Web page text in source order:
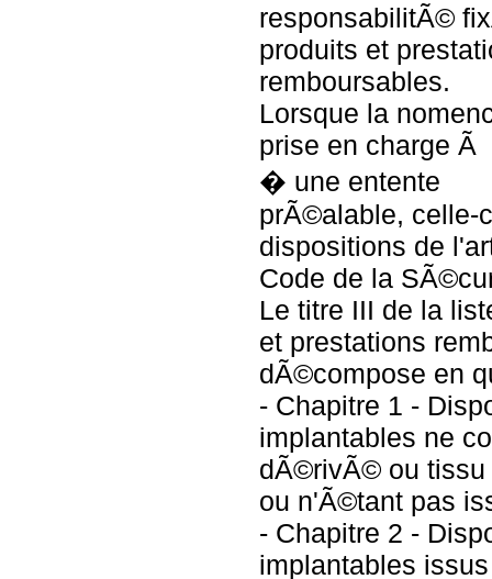
responsabilitÃ©
produits et
remboursables.
Lorsque la
prise en charge Ã
� une entente
prÃ©alable, celle-
dispositions de
Code de la
Le titre III de la
et prestations
dÃ©compose en
- Chapitre 1 -
implantables ne
dÃ©rivÃ© ou tissu
ou n'Ã©tant pas
- Chapitre 2 -
implantables